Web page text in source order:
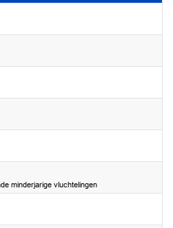
minderjarige vluchtelingen